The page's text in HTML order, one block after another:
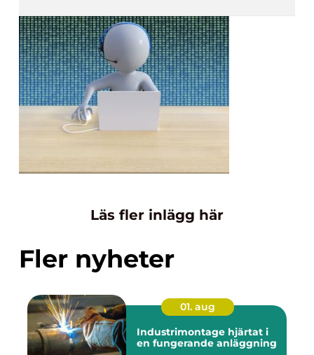
Läs fler inlägg här
Fler nyheter
01. aug
Industrimontage hjärtat i
en fungerande anläggning